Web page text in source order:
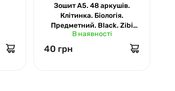
Зошит А5. 48 аркушів.
Клітинка. Біологія.
Предметний. Black. Zibi
1700-15
В наявності
40 грн